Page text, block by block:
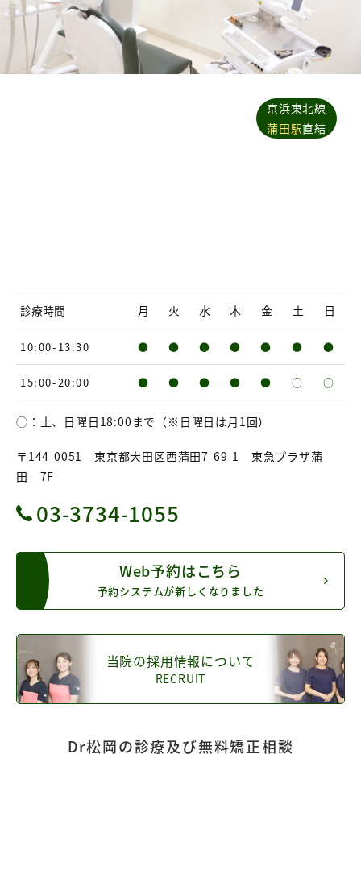
京浜東北線
蒲田駅直結
診療時間 月 火 水 木 金 土 日
10:00-13:30 ● ● ● ● ● ● ●
15:00-20:00 ● ● ● ● ● ○ ○
◯：土、日曜日18:00まで（※日曜日は月1回）
〒144-0051 東京都大田区西蒲田7-69-1 東急プラザ蒲
田 7F
03-3734-1055
Web予約はこちら
予約システムが新しくなりました
当院の採用情報について
RECRUIT
Dr松岡の診療及び無料矯正相談